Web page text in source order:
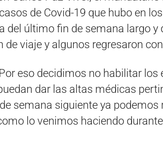
de Covid-19 que hubo en
del último fin de semana largo y
de viaje y algunos regresaron
eso decidimos no habilitar
dar las altas médicas
semana siguiente ya podemos
lo venimos haciendo